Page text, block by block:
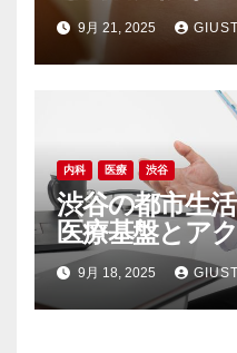
の裏側
9月 21, 2025
内科 医療 渋谷
渋谷の都市生
医療基盤とア
科の魅力
9月 18, 2025